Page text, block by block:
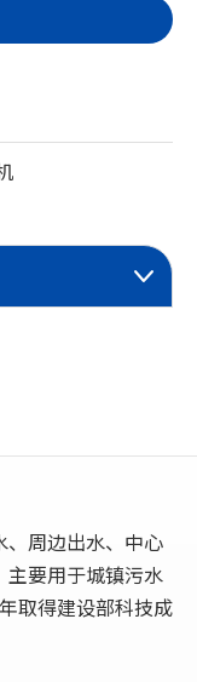
、周边出水、中心
主要用于城镇污水
取得建设部科技成